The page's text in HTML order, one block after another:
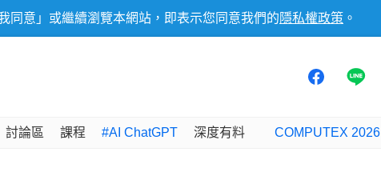
同意」或繼續瀏覽本網站，即表示您同意我們的 隱私權政策 。
討論區 課程 #AI ChatGPT 深度有料 COMPUTEX 2026